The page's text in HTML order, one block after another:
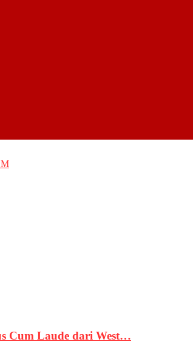
Cum Laude dari West…